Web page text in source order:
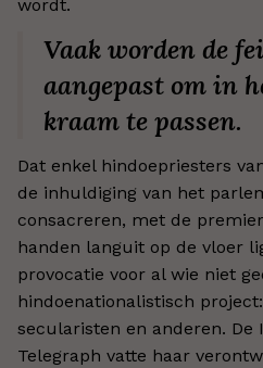
wordt.
Vaak worden de
aangepast om in
kraam te passen.
Dat enkel hindoepriesters
de inhuldiging van het
consacreren, met de
handen languit op de vloer
provocatie voor al wie niet
hindoenationalistisch
secularisten en anderen. De
Telegraph vatte haar